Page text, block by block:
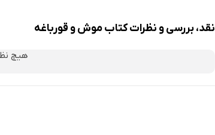
نقد، بررسی و نظرات کتاب موش و قورباغه
هیچ